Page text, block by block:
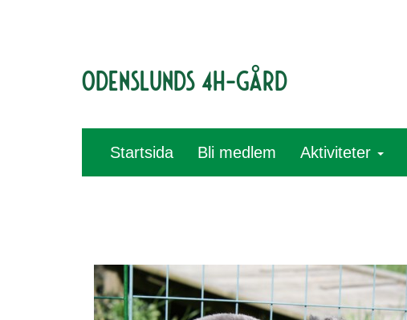
Odenslunds 4H-gård
Startsida Bli medlem Aktiviteter